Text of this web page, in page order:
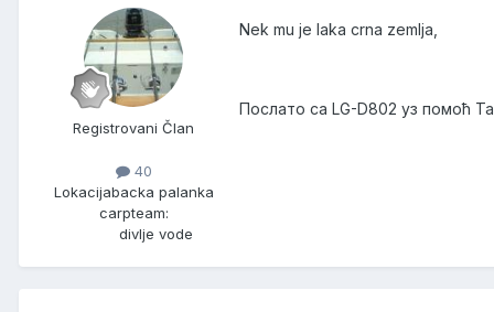
Registrovani Član
40
Lokacijabacka palanka
carpteam:
divlje vode
Nek mu je laka crna zemlja,
Послато са LG-D802 уз помоћ